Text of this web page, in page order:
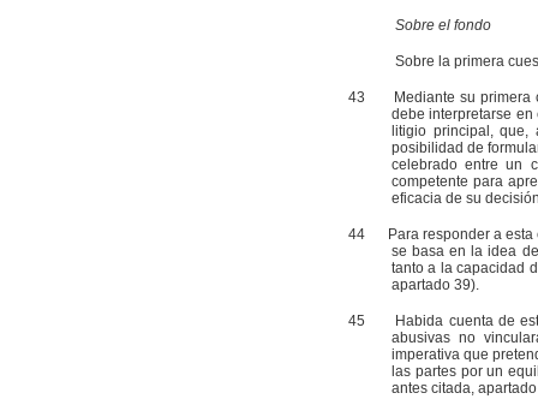
Sobre el fondo
Sobre la primera
43 Mediante su primera
debe interpretarse
litigio principal,
posibilidad de
celebrado entre un
competente para
eficacia de su
44Para responder a esta
se basa en la idea
tanto a la capacidad
apartado 39).
45 Habida cuenta de esta
abusivas no
imperativa que
las partes por un
antes citada,